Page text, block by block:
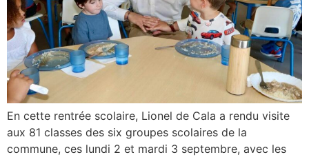
En cette rentrée scolaire, Lionel de Cala a rendu visite
aux 81 classes des six groupes scolaires de la
commune, ces lundi 2 et mardi 3 septembre, avec les